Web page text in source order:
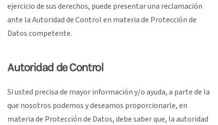
ejercicio de sus derechos, puede presentar una reclamación
ante la Autoridad de Control en materia de Protección de
Datos competente.
Autoridad de Control
Si usted precisa de mayor información y/o ayuda, a parte de la
que nosotros podemos y deseamos proporcionarle, en
materia de Protección de Datos, debe saber que, la autoridad